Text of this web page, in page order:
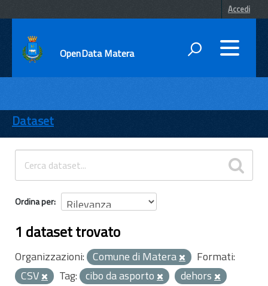
Accedi
OpenData Matera
ENTI
TEMI
INFORMAZIONI
Dataset
Ordina per
1 dataset trovato
Organizzazioni: Comune di Matera
Formati:
CSV
Tag: cibo da asporto
dehors